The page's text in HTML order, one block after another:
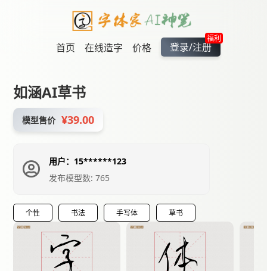
首页 在线造字 价格
福利
登录/注册
如涵AI草书
模型售价 ¥39.00
用户：15******123
发布模型数: 765
个性 书法 手写体 草书